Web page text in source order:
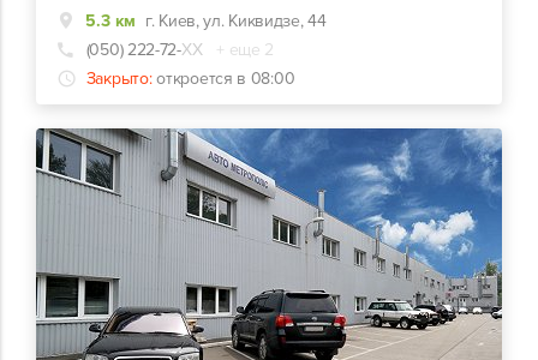
5.3 км г. Киев, ул. Киквидзе, 44
(050) 222-72-ХХ
+ еще 2
Закрыто: откроется в 08:00